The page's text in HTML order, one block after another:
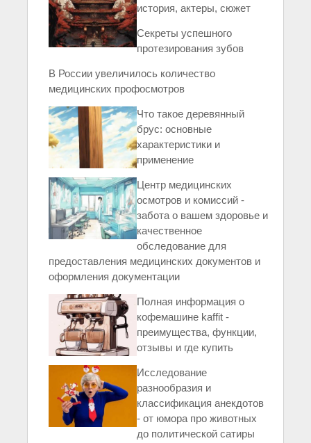
история, актеры, сюжет
Секреты успешного
протезирования зубов
В России увеличилось количество
медицинских профосмотров
Что такое деревянный
брус: основные
характеристики и
применение
Центр медицинских
осмотров и комиссий -
забота о вашем здоровье и
качественное
обследование для
предоставления медицинских документов и
оформления документации
Полная информация о
кофемашине kaffit -
преимущества, функции,
отзывы и где купить
Исследование
разнообразия и
классификация анекдотов
- от юмора про животных
до политической сатиры